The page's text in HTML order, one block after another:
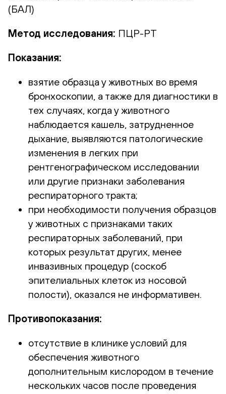
(БАЛ)
Метод исследования: ПЦР-РТ
Показания:
взятие образца у животных во время
бронхоскопии, а также для диагностики в
тех случаях, когда у животного
наблюдается кашель, затрудненное
дыхание, выявляются патологические
изменения в легких при
рентгенографическом исследовании
или другие признаки заболевания
респираторного тракта;
при необходимости получения образцов
у животных с признаками таких
респираторных заболеваний, при
которых результат других, менее
инвазивных процедур (соскоб
эпителиальных клеток из носовой
полости), оказался не информативен.
Противопоказания:
отсутствие в клинике условий для
обеспечения животного
дополнительным кислородом в течение
нескольких часов после проведения